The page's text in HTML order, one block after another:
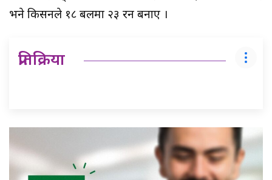
भने किसनले १८ बलमा २३ रन बनाए ।
प्रतिक्रिया